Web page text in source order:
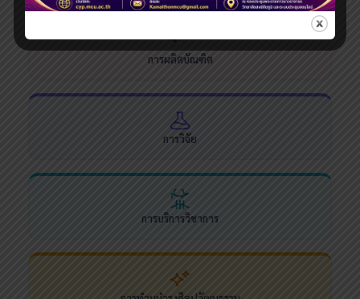
การผลิตบัณฑิต
การวิจัย
การบริการวิชาการ